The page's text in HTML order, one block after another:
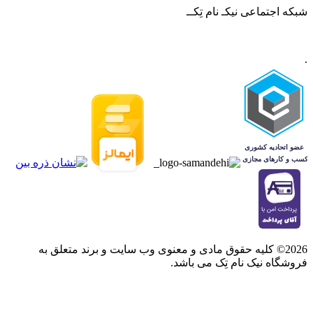
شبکه‌ اجتماعی نیکـ نام تِکــ
.
2026© کلیه حقوق مادی و معنوی وب سایت و برند متعلق به
فروشگاه نیک نام تِک می باشد.